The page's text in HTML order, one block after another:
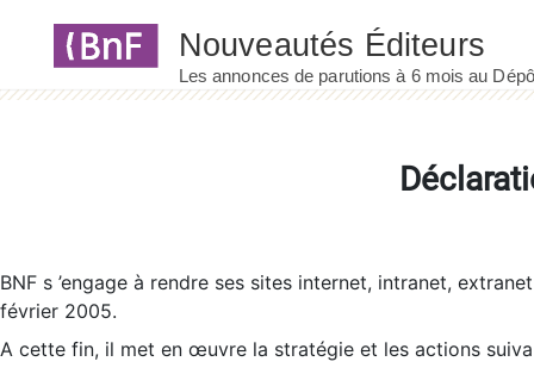
BNF s ’engage à rendre ses sites internet, intranet,
février 2005.
A cette fin, il met en œuvre la stratégie et les actions